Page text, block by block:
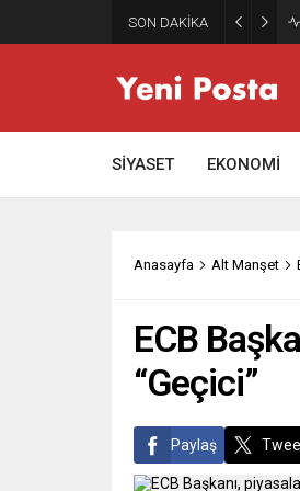
SON DAKİKA
SİYASET EKONOMİ
Anasayfa Alt Manşet
ECB
“Geçici”
Paylaş